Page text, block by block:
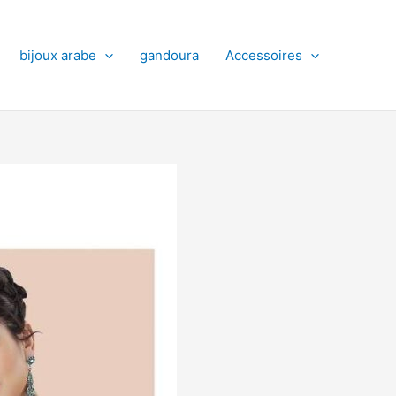
bijoux arabe gandoura Accessoires